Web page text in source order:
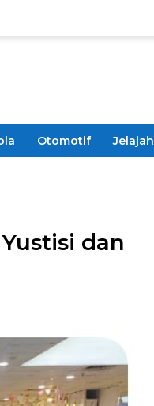
Otomotif Jelajah
dan